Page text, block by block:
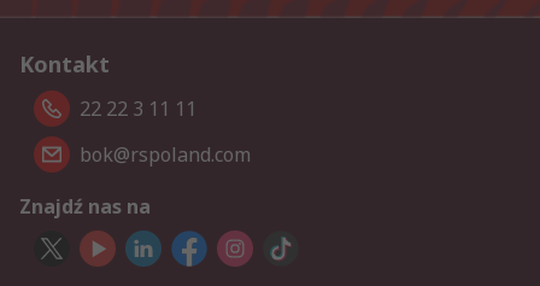
Kontakt
22 22 3 11 11
bok@rspoland.com
Znajdź nas na